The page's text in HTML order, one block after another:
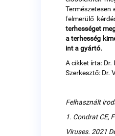
felmerülő
terhességet
a terhesség
int a gyártó.
A cikket írta: Dr.
Szerkesztő: Dr.
Felhasznált
1. Condrat CE,
Viruses. 2021